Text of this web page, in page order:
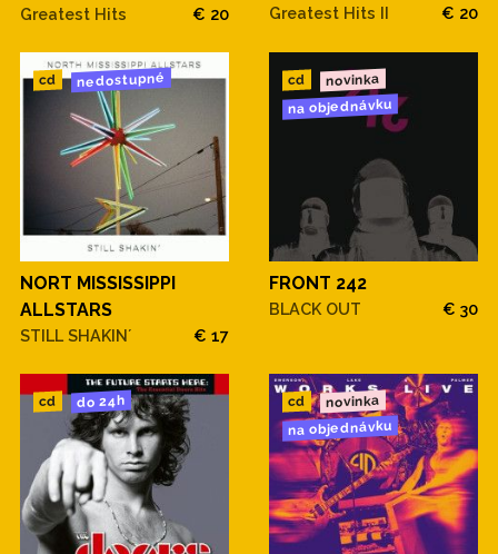
Greatest Hits € 20 Greatest Hits II € 20
cd nedostupné
NORT MISSISSIPPI
ALLSTARS
STILL SHAKIN´ € 17
cd novinka
na objednávku
FRONT 242
BLACK OUT € 30
cd do 24h cd novinka
na objednávku